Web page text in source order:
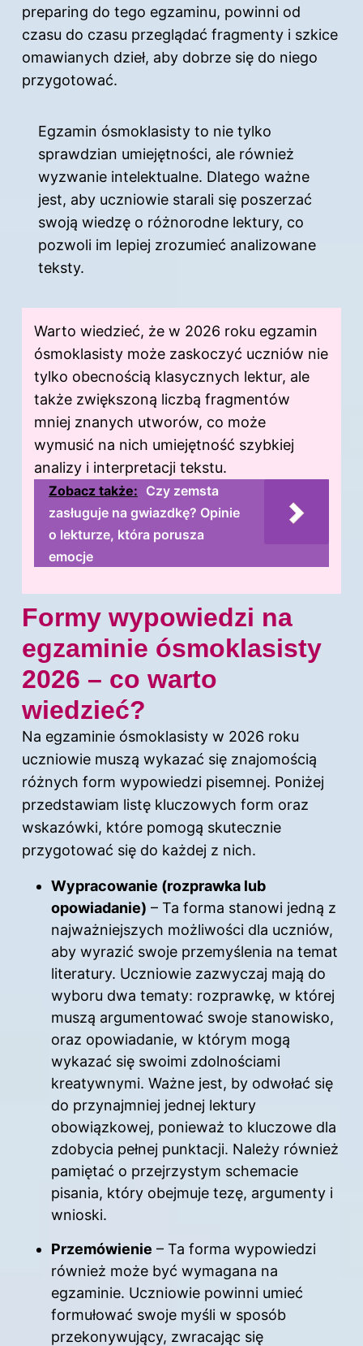
preparing do tego egzaminu, powinni od
czasu do czasu przeglądać fragmenty i szkice
omawianych dzieł, aby dobrze się do niego
przygotować.
Egzamin ósmoklasisty to nie tylko
sprawdzian umiejętności, ale również
wyzwanie intelektualne. Dlatego ważne
jest, aby uczniowie starali się poszerzać
swoją wiedzę o różnorodne lektury, co
pozwoli im lepiej zrozumieć analizowane
teksty.
Warto wiedzieć, że w 2026 roku egzamin
ósmoklasisty może zaskoczyć uczniów nie
tylko obecnością klasycznych lektur, ale
także zwiększoną liczbą fragmentów
mniej znanych utworów, co może
wymusić na nich umiejętność szybkiej
analizy i interpretacji tekstu.
Zobacz także: Czy zemsta
zasługuje na gwiazdkę? Opinie
o lekturze, która porusza
emocje
Formy wypowiedzi na
egzaminie ósmoklasisty
2026 – co warto
wiedzieć?
Na egzaminie ósmoklasisty w 2026 roku
uczniowie muszą wykazać się znajomością
różnych form wypowiedzi pisemnej. Poniżej
przedstawiam listę kluczowych form oraz
wskazówki, które pomogą skutecznie
przygotować się do każdej z nich.
Wypracowanie (rozprawka lub
opowiadanie) – Ta forma stanowi jedną z
najważniejszych możliwości dla uczniów,
aby wyrazić swoje przemyślenia na temat
literatury. Uczniowie zazwyczaj mają do
wyboru dwa tematy: rozprawkę, w której
muszą argumentować swoje stanowisko,
oraz opowiadanie, w którym mogą
wykazać się swoimi zdolnościami
kreatywnymi. Ważne jest, by odwołać się
do przynajmniej jednej lektury
obowiązkowej, ponieważ to kluczowe dla
zdobycia pełnej punktacji. Należy również
pamiętać o przejrzystym schemacie
pisania, który obejmuje tezę, argumenty i
wnioski.
Przemówienie – Ta forma wypowiedzi
również może być wymagana na
egzaminie. Uczniowie powinni umieć
formułować swoje myśli w sposób
przekonywujący, zwracając się